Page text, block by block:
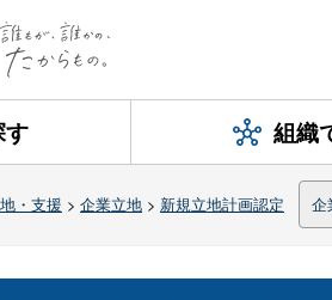
す 組織
・支援 > 企業立地 > 新規立地計画認定 企